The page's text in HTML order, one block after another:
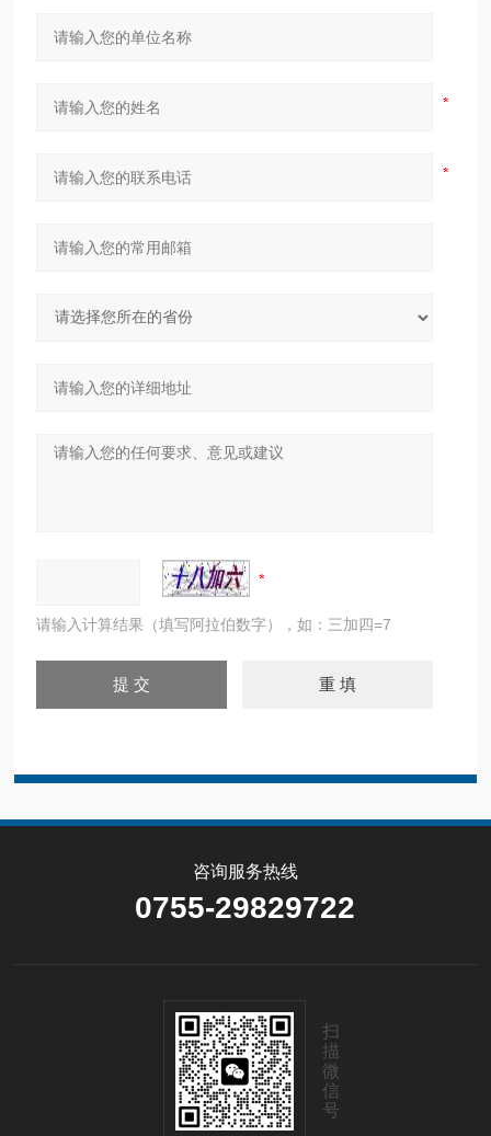
请输入计算结果（填写阿拉伯数字），如：三加四=7
咨询服务热线
0755-29829722
扫
描
微
信
号